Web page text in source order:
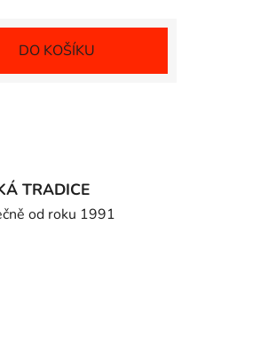
DO KOŠÍKU
TRADICE
od roku 1991